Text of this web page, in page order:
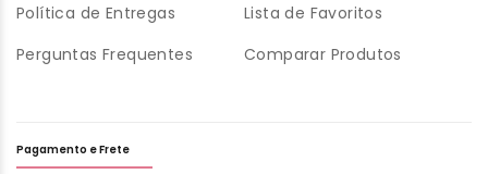
Política de Entregas
Perguntas Frequentes
Lista de Favoritos
Comparar Produtos
Pagamento e Frete